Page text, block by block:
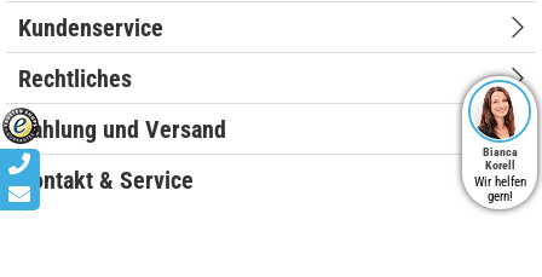
Kundenservice
Rechtliches
Zahlung und Versand
Kontakt & Service
Bianca
Korell
Wir helfen
gern!